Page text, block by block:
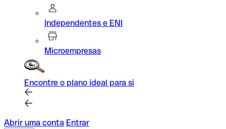
Independentes e ENI
Microempresas
Encontre o plano ideal para si
Abrir uma conta Entrar